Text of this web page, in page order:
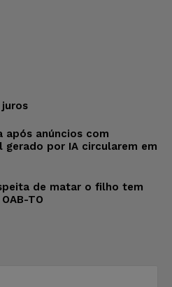
após anúncios com
por IA circularem em
de matar o filho tem
TO